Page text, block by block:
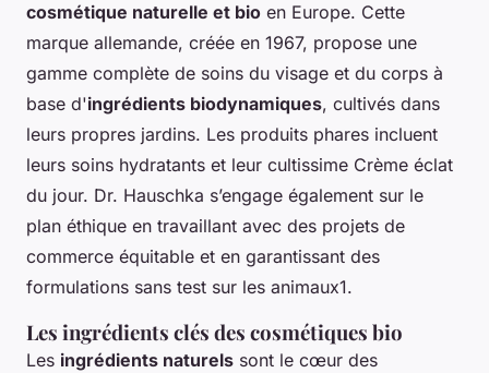
cosmétique naturelle et bio en Europe. Cette
marque allemande, créée en 1967, propose une
gamme complète de soins du visage et du corps à
base d'ingrédients biodynamiques, cultivés dans
leurs propres jardins. Les produits phares incluent
leurs soins hydratants et leur cultissime Crème éclat
du jour. Dr. Hauschka s’engage également sur le
plan éthique en travaillant avec des projets de
commerce équitable et en garantissant des
formulations sans test sur les animaux1.
Les ingrédients clés des cosmétiques bio
Les ingrédients naturels sont le cœur des